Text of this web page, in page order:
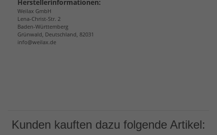
Herstellerinformationen:
Weilax GmbH
Lena-Christ-Str. 2
Baden-Württemberg
Grünwald, Deutschland, 82031
info@weilax.de
Kunden kauften dazu folgende Artikel: